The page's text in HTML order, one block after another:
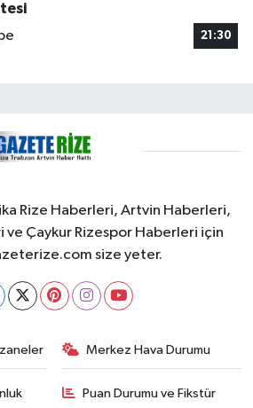
21:30
Rize Haberleri, Artvin Haberleri,
ve Çaykur Rizespor Haberleri için
size yeter.
Merkez Hava Durumu
Puan Durumu ve Fikstür